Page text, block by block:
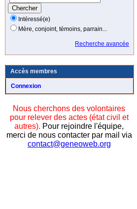
Intéressé(e)
Mère, conjoint, témoins, parrain...
Recherche avancée
Accès membres
Connexion
Nous cherchons des volontaires
pour relever des actes (état civil et
autres). Pour rejoindre l'équipe,
merci de nous contacter par mail via
contact@geneoweb.org